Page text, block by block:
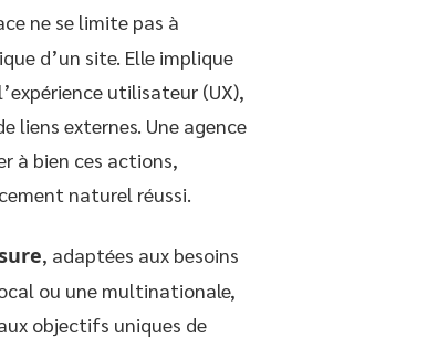
ne se limite pas à
d’un site. Elle implique
utilisateur (UX),
externes. Une agence
à bien ces actions,
naturel réussi.
, adaptées aux besoins
ou une multinationale,
objectifs uniques de